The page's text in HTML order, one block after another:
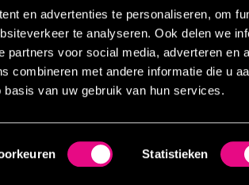
en advertenties te personaliseren, om
te analyseren. Ook delen we
partners voor social media, adverteren en
combineren met andere informatie die u
van uw gebruik van hun services.
Statistieken
Cookieverklaring
© 2025 tempomarketing • Alle rechten